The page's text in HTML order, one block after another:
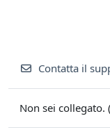
Contatta il
Non sei collegato. (